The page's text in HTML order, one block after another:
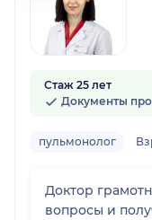
Стаж 25 лет
Документы
пульмонолог
Доктор
вопросы и